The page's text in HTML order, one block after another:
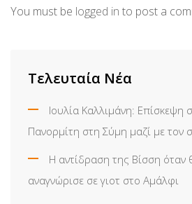
You must be logged in to post a
Τελευταία Νέα
Ιουλία Καλλιμάνη: Επίσκεψη
Πανορμίτη στη Σύμη μαζί με τον
Η αντίδραση της Βίσση όταν
αναγνώρισε σε γιοτ στο Αμάλφι